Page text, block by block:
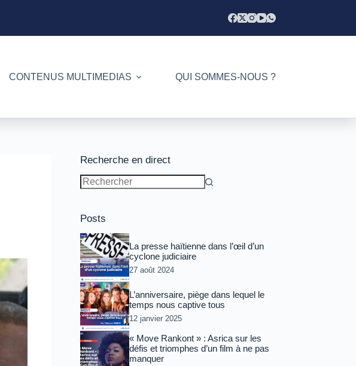
CONTENUS MULTIMEDIAS QUI SOMMES-NOUS ?
Recherche en direct
Posts
La presse haïtienne dans l’œil d’un
cyclone judiciaire
27 août 2024
L’anniversaire, piège dans lequel le
temps nous captive tous
12 janvier 2025
« Move Rankont » : Asrica sur les
défis et triomphes d’un film à ne pas
manquer